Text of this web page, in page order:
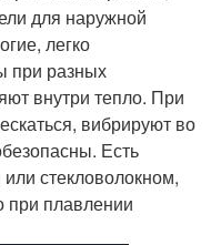
для наружной
легко
при разных
внутри тепло. При
вибрируют во
Есть
стекловолокном,
при плавлении